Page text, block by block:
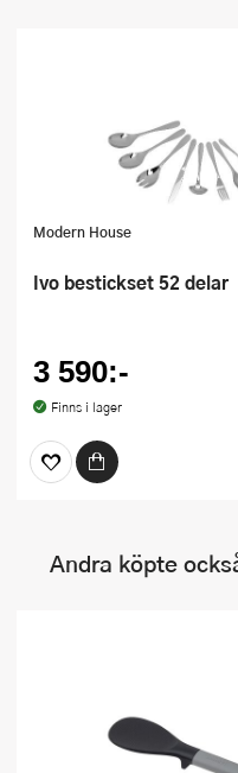
Modern House
Ivo bestickset 52 delar
3 590:-
Finns i lager
Andra köpte